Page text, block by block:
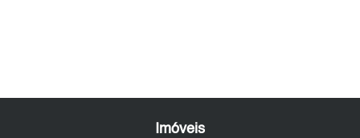
Imóveis